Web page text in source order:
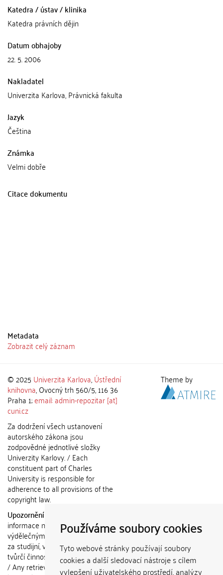
Používáme soubory cookies
Tyto webové stránky používají soubory
cookies a další sledovací nástroje s cílem
vylepšení uživatelského prostředí, analýzy
Katedra / ústav / klinika
Katedra právních dějin
Datum obhajoby
22. 5. 2006
Nakladatel
Univerzita Karlova, Právnická fakulta
Jazyk
Čeština
Známka
Velmi dobře
Citace dokumentu
Metadata
Zobrazit celý záznam
© 2025 Univerzita Karlova,Ústřední
knihovna, Ovocný trh 560/5, 116 36
Praha 1;email: admin-repozitar [at]
cuni.cz
Za dodržení všech ustanovení
autorského zákona jsou
zodpovědné jednotlivé složky
Univerzity Karlovy. / Each
constituent part of Charles
University is responsible for
adherence to all provisions of the
copyright law.
Upozornění / Notice:
informace nemohou být použity k
výdělečným účelům nebo vydávány
za studijní, vědeckou nebo jinou
tvůrčí činnost jiné osoby než autora.
/ Any retrieved information shall not
Theme by